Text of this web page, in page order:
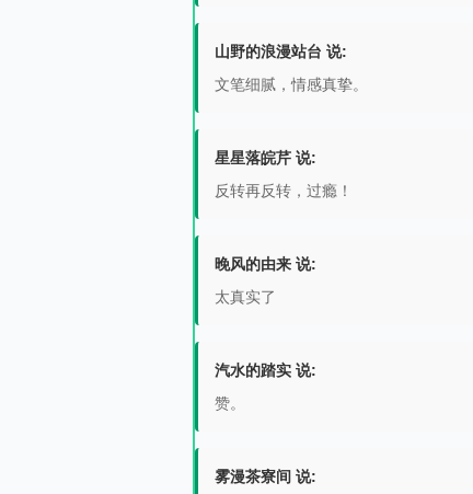
山野的浪漫站台 说:
文笔细腻，情感真挚。
星星落皖芹 说:
反转再反转，过瘾！
晚风的由来 说:
太真实了
汽水的踏实 说:
赞。
雾漫茶寮间 说: